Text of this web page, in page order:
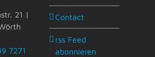
21 |
7271
Contact
rss Feed
abonnieren